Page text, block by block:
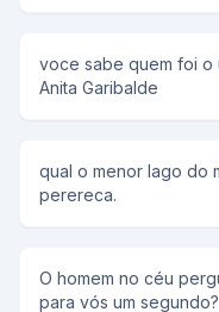
QUANTICA E POR AI
OUTRO CAMARADA E
DO BRASIL E SUAS
UM SUJEITO
voce sabe quem foi o
Anita Garibalde
qual o menor lago do mundo? a calcinha,pois só cabe 1
perereca.
O homem no céu
para vós um